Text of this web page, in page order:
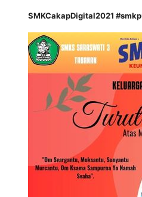
SMKCakapDigital2021